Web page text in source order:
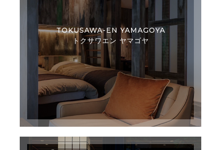
TOKUSAWA-EN YAMAGOYA
トクサワエン ヤマゴヤ